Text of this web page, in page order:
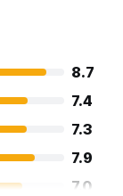
8.7
7.4
7.3
7.9
7.0